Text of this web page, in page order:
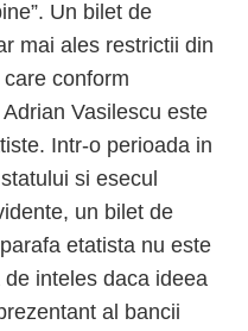
Un bilet de
mai ales restrictii din
conform
Vasilescu este
Intr-o perioada in
si esecul
un bilet de
etatista nu este
inteles daca ideea
al bancii